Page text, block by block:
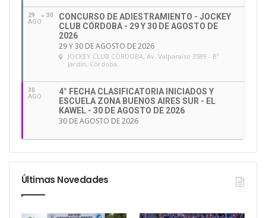
29
AGO
30
CONCURSO DE ADIESTRAMIENTO - JOCKEY
CLUB CÓRDOBA - 29 Y 30 DE AGOSTO DE
2026
29 Y 30 DE AGOSTO DE 2026
JOCKEY CLUB CÓRDOBA, Av. Valparaíso 3589 - Bº
Jardín, Córdoba.
30
AGO
4° FECHA CLASIFICATORIA INICIADOS Y
ESCUELA ZONA BUENOS AIRES SUR - EL
KAWEL - 30 DE AGOSTO DE 2026
30 DE AGOSTO DE 2026
Últimas Novedades